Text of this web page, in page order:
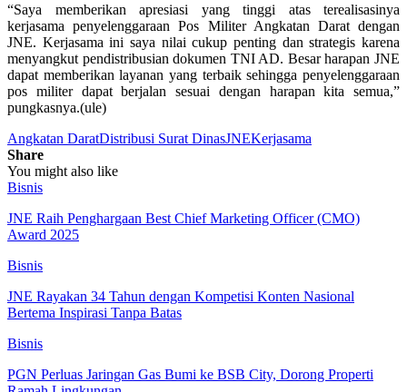
“Saya memberikan apresiasi yang tinggi atas terealisasinya
kerjasama penyelenggaraan Pos Militer Angkatan Darat dengan
JNE. Kerjasama ini saya nilai cukup penting dan strategis karena
menyangkut pendistribusian dokumen TNI AD. Besar harapan JNE
dapat memberikan layanan yang terbaik sehingga penyelenggaraan
pos militer dapat berjalan sesuai dengan harapan kita semua,”
pungkasnya.(ule)
Angkatan DaratDistribusi Surat DinasJNEKerjasama
Share
You might also like
Bisnis
JNE Raih Penghargaan Best Chief Marketing Officer (CMO)
Award 2025
Bisnis
JNE Rayakan 34 Tahun dengan Kompetisi Konten Nasional
Bertema Inspirasi Tanpa Batas
Bisnis
PGN Perluas Jaringan Gas Bumi ke BSB City, Dorong Properti